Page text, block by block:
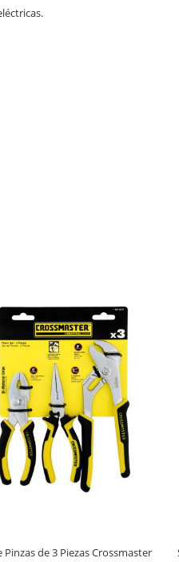
Pinzas de 3 Piezas Crossmaster